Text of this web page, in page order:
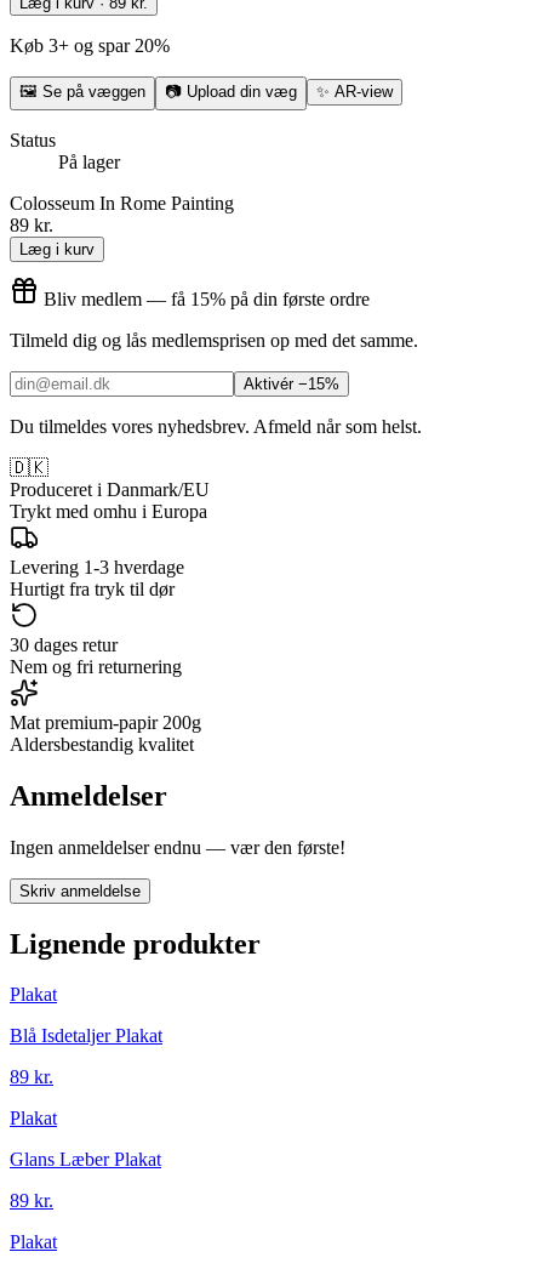
Køb 3+ og spar 20%
🖼 Se på væggen 📷 Upload din væg ✨ AR-view
Status
På lager
Colosseum In Rome Painting
89 kr.
Læg i kurv
Bliv medlem — få 15% på din første ordre
Tilmeld dig og lås medlemsprisen op med det samme.
Aktivér −15%
Du tilmeldes vores nyhedsbrev. Afmeld når som helst.
🇩🇰
Produceret i Danmark/EU
Trykt med omhu i Europa
Levering 1-3 hverdage
Hurtigt fra tryk til dør
30 dages retur
Nem og fri returnering
Mat premium-papir 200g
Aldersbestandig kvalitet
Anmeldelser
Ingen anmeldelser endnu — vær den første!
Skriv anmeldelse
Lignende produkter
Plakat
Blå Isdetaljer Plakat
89 kr.
Plakat
Glans Læber Plakat
89 kr.
Plakat